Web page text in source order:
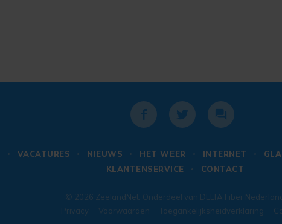
VACATURES NIEUWS HET WEER INTERNET
KLANTENSERVICE
CONTACT
© 2026 ZeelandNet . Onderdeel van DELTA Fiber
Privacy
Voorwaarden Toegankelijksheidverklaring